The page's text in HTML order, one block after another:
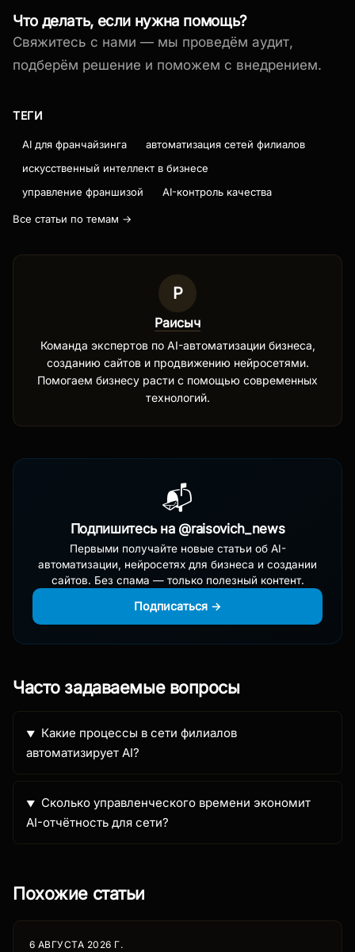
Что делать, если нужна помощь?
Свяжитесь с нами — мы проведём аудит,
подберём решение и поможем с внедрением.
ТЕГИ
AI для франчайзинга
автоматизация сетей филиалов
искусственный интеллект в бизнесе
управление франшизой
AI-контроль качества
Все статьи по темам →
Р
Раисыч
Команда экспертов по AI-автоматизации бизнеса,
созданию сайтов и продвижению нейросетями.
Помогаем бизнесу расти с помощью современных
технологий.
📬
Подпишитесь на @raisovich_news
Первыми получайте новые статьи об AI-
автоматизации, нейросетях для бизнеса и создании
сайтов. Без спама — только полезный контент.
Подписаться →
Часто задаваемые вопросы
Какие процессы в сети филиалов
автоматизирует AI?
Сколько управленческого времени экономит
AI-отчётность для сети?
Похожие статьи
6 АВГУСТА 2026 Г.